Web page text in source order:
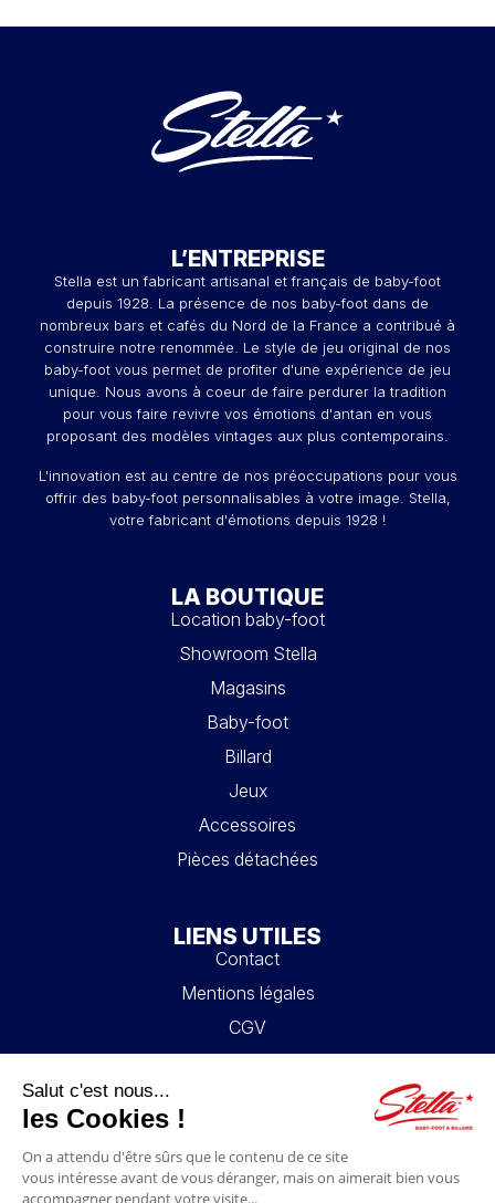
L’ENTREPRISE
Stella est un fabricant artisanal et français de baby-foot
depuis 1928. La présence de nos baby-foot dans de
nombreux bars et cafés du Nord de la France a contribué à
construire notre renommée. Le style de jeu original de nos
baby-foot vous permet de profiter d'une expérience de jeu
unique. Nous avons à coeur de faire perdurer la tradition
pour vous faire revivre vos émotions d'antan en vous
proposant des modèles vintages aux plus contemporains.
L'innovation est au centre de nos préoccupations pour vous
offrir des baby-foot personnalisables à votre image. Stella,
votre fabricant d'émotions depuis 1928 !
LA BOUTIQUE
Location baby-foot
Showroom Stella
Magasins
Baby-foot
Billard
Jeux
Accessoires
Pièces détachées
LIENS UTILES
Contact
Mentions légales
CGV
Mon compte